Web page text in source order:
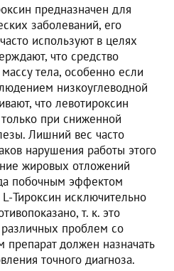
предназначен для
заболеваний, его
используют в целях
что средство
тела, особенно если
низкоуглеводной
что левотироксин
при сниженной
Лишний вес часто
нарушения работы этого
жировых отложений
побочным эффектом
Тироксин исключительно
т. к. это
проблем со
препарат должен назначать
точного диагноза.